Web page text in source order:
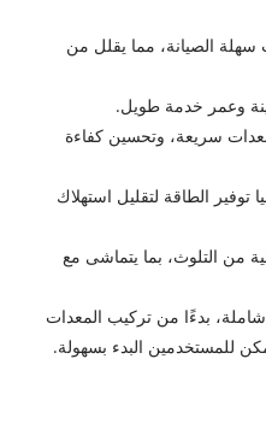
الصيانة، مما يقلل من
وعمر خدمة طويل.
سريعة، وتحسين كفاءة
توفير الطاقة لتقليل استهلاك
من التلوث، بما يتماشى مع
بدءًا من تركيب المعدات
للمستخدمين البدء بسهولة.